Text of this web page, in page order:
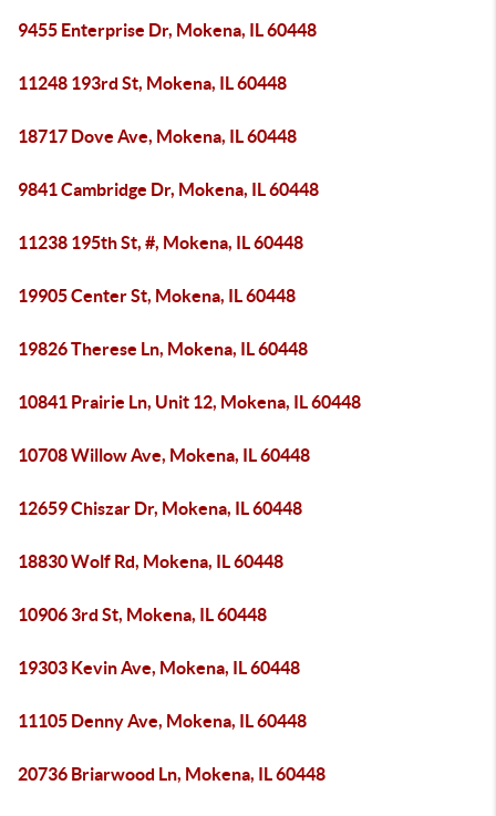
9455 Enterprise Dr, Mokena, IL 60448
11248 193rd St, Mokena, IL 60448
18717 Dove Ave, Mokena, IL 60448
9841 Cambridge Dr, Mokena, IL 60448
11238 195th St, #, Mokena, IL 60448
19905 Center St, Mokena, IL 60448
19826 Therese Ln, Mokena, IL 60448
10841 Prairie Ln, Unit 12, Mokena, IL 60448
10708 Willow Ave, Mokena, IL 60448
12659 Chiszar Dr, Mokena, IL 60448
18830 Wolf Rd, Mokena, IL 60448
10906 3rd St, Mokena, IL 60448
19303 Kevin Ave, Mokena, IL 60448
11105 Denny Ave, Mokena, IL 60448
20736 Briarwood Ln, Mokena, IL 60448